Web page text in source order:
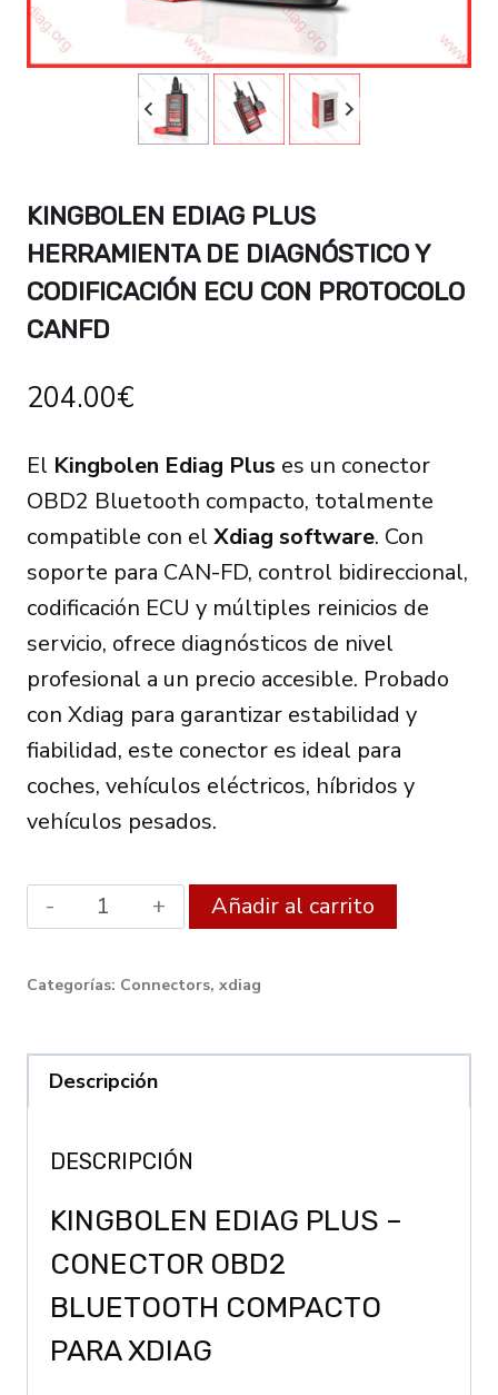
KINGBOLEN EDIAG PLUS
HERRAMIENTA DE DIAGNÓSTICO Y
CODIFICACIÓN ECU CON PROTOCOLO
CANFD
204.00€
El Kingbolen Ediag Plus es un conector
OBD2 Bluetooth compacto, totalmente
compatible con el Xdiag software. Con
soporte para CAN-FD, control bidireccional,
codificación ECU y múltiples reinicios de
servicio, ofrece diagnósticos de nivel
profesional a un precio accesible. Probado
con Xdiag para garantizar estabilidad y
fiabilidad, este conector es ideal para
coches, vehículos eléctricos, híbridos y
vehículos pesados.
KINGBOLEN
Ediag
Plus
ECU
and
Tool
quantity
Añadir al carrito
Categorías: Connectors, xdiag
Descripción
DESCRIPCIÓN
KINGBOLEN EDIAG PLUS –
CONECTOR OBD2
BLUETOOTH COMPACTO
PARA XDIAG